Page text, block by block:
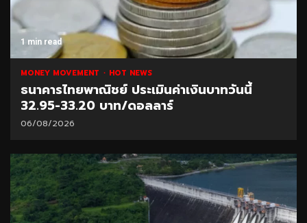
1 min read
MONEY MOVEMENT HOT NEWS
ธนาคารไทยพาณิชย์ ประเมินค่าเงินบาทวันนี้
32.95-33.20 บาท/ดอลลาร์
06/08/2026